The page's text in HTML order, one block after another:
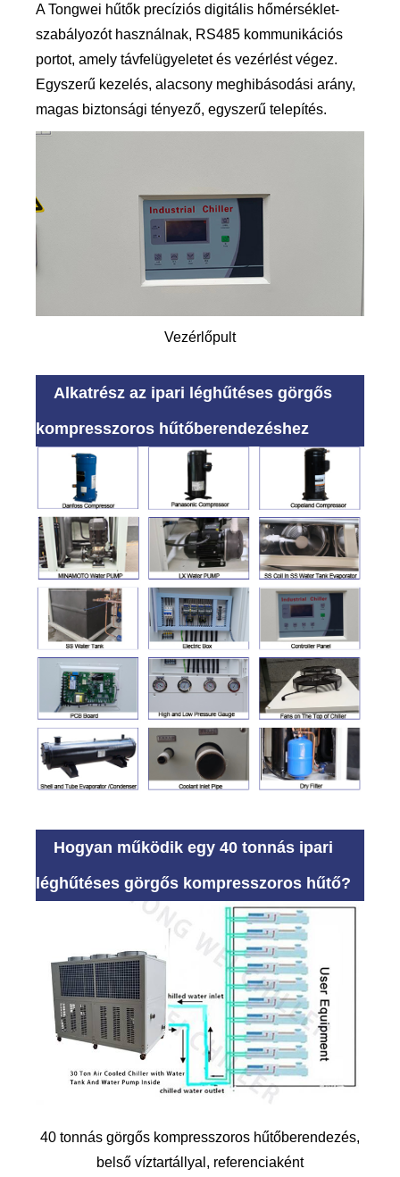
A Tongwei hűtők precíziós digitális hőmérséklet-
szabályozót használnak, RS485 kommunikációs
portot, amely távfelügyeletet és vezérlést végez.
Egyszerű kezelés, alacsony meghibásodási arány,
magas biztonsági tényező, egyszerű telepítés.
Vezérlőpult
Alkatrész az ipari léghűtéses görgős
kompresszoros hűtőberendezéshez
Hogyan működik egy 40 tonnás ipari
léghűtéses görgős kompresszoros hűtő?
40 tonnás görgős kompresszoros hűtőberendezés,
belső víztartállyal, referenciaként